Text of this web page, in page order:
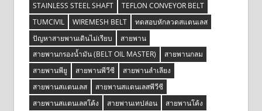
STAINLESS STEEL SHAFT
TEFLON CONVEYOR BELT
TUMCIVIL
WIREMESH BELT
ทดสอบหักลวดสแตนเลส
ปัญหาสายพานเดินไม่เรียบ
สายพาน
สายพานกรองน้ำมัน (BELT OIL MASTER)
สายพานกลม
สายพานพียู
สายพานพีวีซี
สายพานลำเลียง
สายพานสแตนเลส
สายพานสแตนเลสพีวีซี
สายพานสแตนเลสโค้ง
สายพานเทปล่อน
สายพานโค้ง